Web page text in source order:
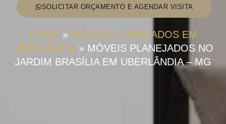
SOLICITAR ORÇAMENTO E AGENDAR VISITA
HOME » MÓVEIS PLANEJADOS EM
UBERLÂNDIA» MÓVEIS PLANEJADOS NO
JARDIM BRASÍLIA EM UBERLÂNDIA – MG